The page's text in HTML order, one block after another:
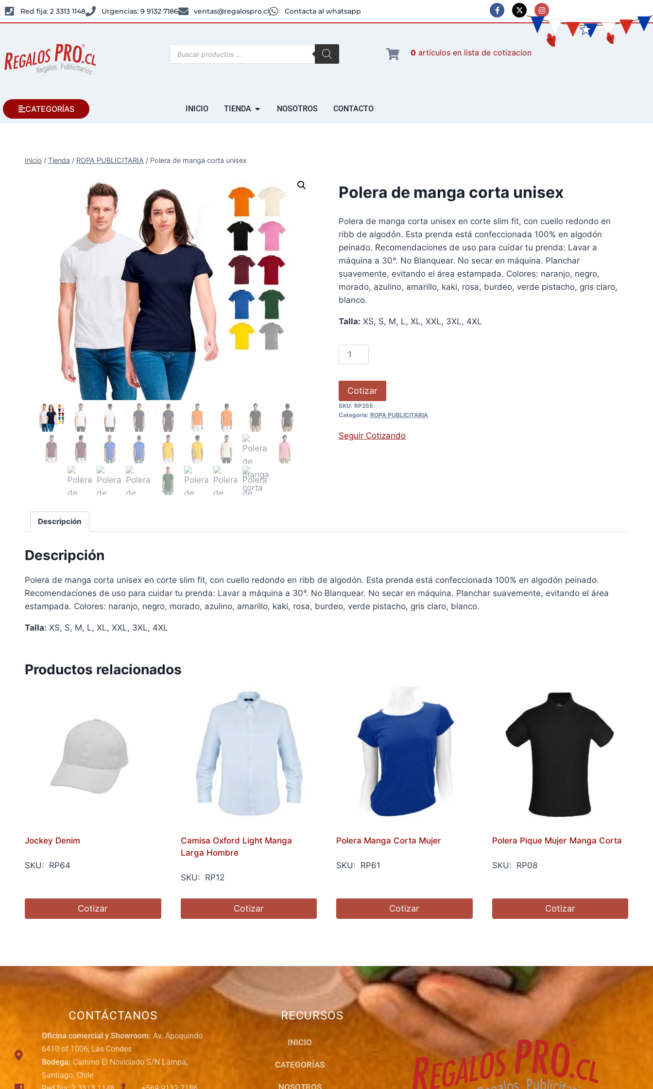
Red fija: 2 3313 1148 Urgencias: 9 9132 7186 ventas@regalospro.cl Contacta al whatsapp
0 artículos
CATEGORÍAS INICIO TIENDA NOSOTROS CONTACTO
Inicio / Tienda / ROPA PUBLICITARIA / Polera de manga corta unisex
Polera de manga corta unisex
Polera de manga corta unisex en corte slim fit, con cuello redondo en
ribb de algodón. Esta prenda está confeccionada 100% en algodón
peinado. Recomendaciones de uso para cuidar tu prenda: Lavar a
máquina a 30°. No Blanquear. No secar en máquina. Planchar
suavemente, evitando el área estampada. Colores: naranjo, negro,
morado, azulino, amarillo, kaki, rosa, burdeo, verde pistacho, gris claro,
blanco.
Talla: XS, S, M, L, XL, XXL, 3XL, 4XL
Cotizar
SKU: RP255
Categoría: ROPA PUBLICITARIA
Seguir Cotizando
Descripción
Descripción
Polera de manga corta unisex en corte slim fit, con cuello redondo en ribb de algodón. Esta prenda está confeccionada 100% en algodón peinado.
Recomendaciones de uso para cuidar tu prenda: Lavar a máquina a 30°. No Blanquear. No secar en máquina. Planchar suavemente, evitando el área
estampada. Colores: naranjo, negro, morado, azulino, amarillo, kaki, rosa, burdeo, verde pistacho, gris claro, blanco.
Talla: XS, S, M, L, XL, XXL, 3XL, 4XL
Productos relacionados
Jockey Denim
SKU: RP64
Cotizar
Camisa Oxford Light Manga
Larga Hombre
SKU: RP12
Cotizar
Polera Manga Corta Mujer
SKU: RP61
Cotizar
Polera Pique Mujer Manga Corta
SKU: RP08
Cotizar
CONTÁCTANOS
Oficina comercial y Showroom: Av. Apoquindo
6410 of 1006, Las Condes
Bodega: Camino El Noviciado S/N Lampa,
Santiago, Chile
RECURSOS
INICIO
CATEGORÍAS
NOSOTROS